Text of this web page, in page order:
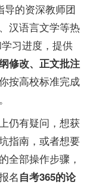
导的资深教师团
汉语言文学等热
习进度，提供
修改、正文批注
按高校标准完成
仍有疑问，想获
指南，或者想要
全部操作步骤，
名自考365的论